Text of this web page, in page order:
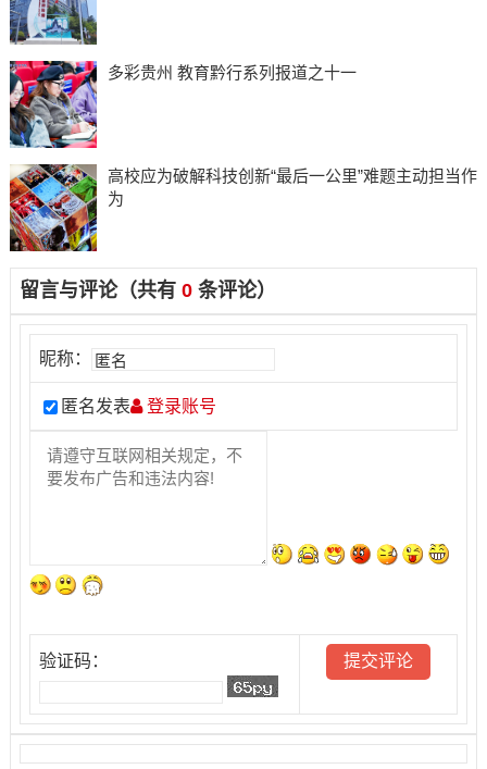
多彩贵州 教育黔行系列报道之十一
高校应为破解科技创新“最后一公里”难题主动担当作
为
留言与评论（共有 0条评论）
昵称：
匿名发表 登录账号
验证码：